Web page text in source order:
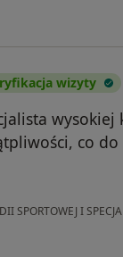
wizyty
wysokiej
co
SPORTOWEJ I